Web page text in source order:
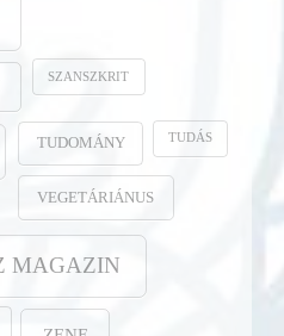
SZANSZKRIT
TUDOMÁNY TUDÁS
VEGETÁRIÁNUS
MAGAZIN